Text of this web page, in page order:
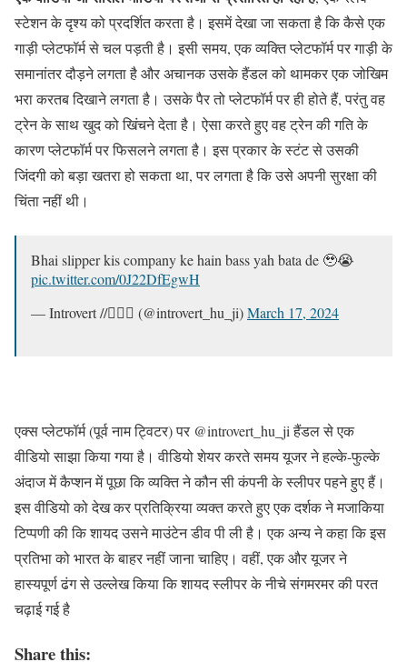
स्टेशन के दृश्य को प्रदर्शित करता है। इसमें देखा जा सकता है कि कैसे एक
गाड़ी प्लेटफॉर्म से चल पड़ती है। इसी समय, एक व्यक्ति प्लेटफॉर्म पर गाड़ी के
समानांतर दौड़ने लगता है और अचानक उसके हैंडल को थामकर एक जोखिम
भरा करतब दिखाने लगता है। उसके पैर तो प्लेटफॉर्म पर ही होते हैं, परंतु वह
ट्रेन के साथ खुद को खिंचने देता है। ऐसा करते हुए वह ट्रेन की गति के
कारण प्लेटफॉर्म पर फिसलने लगता है। इस प्रकार के स्टंट से उसकी
जिंदगी को बड़ा खतरा हो सकता था, पर लगता है कि उसे अपनी सुरक्षा की
चिंता नहीं थी।
Bhai slipper kis company ke hain bass yah bata de 🥹😭
pic.twitter.com/0J22DfEgwH
— Introvert //🙇🏻‍♂️ (@introvert_hu_ji)March 17, 2024
एक्स प्लेटफॉर्म (पूर्व नाम ट्विटर) पर @introvert_hu_ji हैंडल से एक
वीडियो साझा किया गया है। वीडियो शेयर करते समय यूजर ने हल्के-फुल्के
अंदाज में कैप्शन में पूछा कि व्यक्ति ने कौन सी कंपनी के स्लीपर पहने हुए हैं।
इस वीडियो को देख कर प्रतिक्रिया व्यक्त करते हुए एक दर्शक ने मजाकिया
टिप्पणी की कि शायद उसने माउंटेन डीव पी ली है। एक अन्य ने कहा कि इस
प्रतिभा को भारत के बाहर नहीं जाना चाहिए। वहीं, एक और यूजर ने
हास्यपूर्ण ढंग से उल्लेख किया कि शायद स्लीपर के नीचे संगमरमर की परत
चढ़ाई गई है
Share this: